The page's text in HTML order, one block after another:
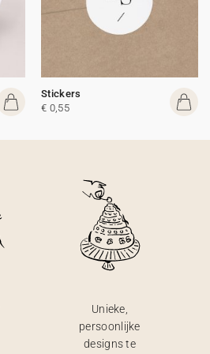
Stickers
€ 0,55
Unieke,
persoonlijke
designs te